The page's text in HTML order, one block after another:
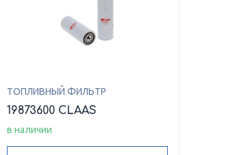
ТОПЛИВНЫЙ ФИЛЬТР
19873600 CLAAS
в наличии